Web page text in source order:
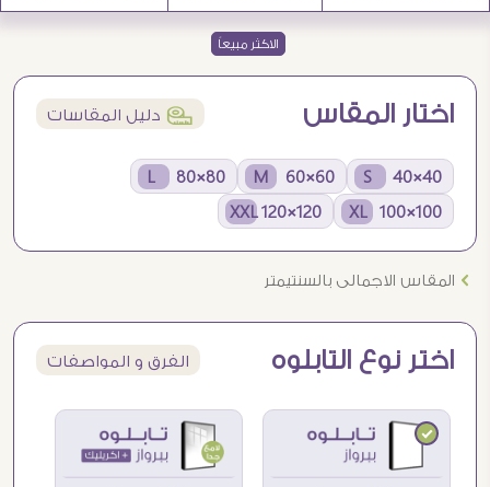
الاكثر مبيعاً
اختار المقاس í دليل المقاسات
40×40 S
60×60 M
80×80 L
100×100 XL
120×120 XXL
Ö المقاس الاجمالى بالسنتيمتر
اختر نوع التابلوه الفرق و المواصفات